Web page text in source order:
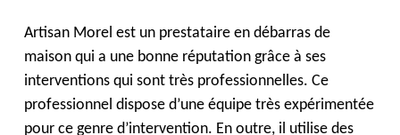
Artisan Morel est un prestataire en débarras de
maison qui a une bonne réputation grâce à ses
interventions qui sont très professionnelles. Ce
professionnel dispose d’une équipe très expérimentée
pour ce genre d’intervention. En outre, il utilise des